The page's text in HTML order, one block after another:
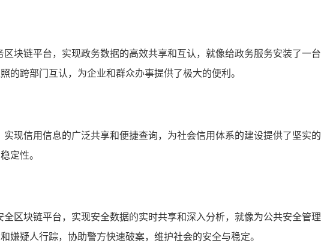
块链平台，实现政务数据的高效共享和互认，就像给政务服务安装了一台
的跨部门互认，为企业和群众办事提供了极大的便利。
现信用信息的广泛共享和便捷查询，为社会信用体系的建设提供了坚实的
定性。
区块链平台，实现安全数据的实时共享和深入分析，就像为公共安全管理
嫌疑人行踪，协助警方快速破案，维护社会的安全与稳定。